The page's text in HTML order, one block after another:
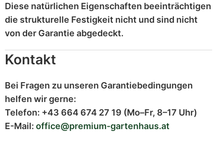
Diese natürlichen Eigenschaften beeinträchtigen
die strukturelle Festigkeit nicht und sind nicht
von der Garantie abgedeckt.
Kontakt
Bei Fragen zu unseren Garantiebedingungen
helfen wir gerne:
Telefon: +43 664 674 27 19 (Mo–Fr, 8–17 Uhr)
E-Mail: office@premium-gartenhaus.at